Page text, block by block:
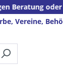
oder haben
Vereine,